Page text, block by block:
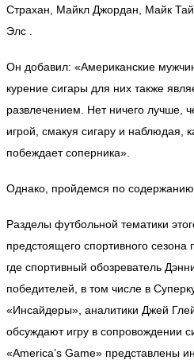
Страхан, Майкл Джордан, Майк
Элс .
Он добавил: «Американские
курение сигары для них также
развлечением. Нет ничего лучше,
игрой, смакуя сигару и наблюдая,
побеждает соперника».
Однако, пройдемся по содержанию.
Разделы футбольной тематики
предстоящего спортивного
где спортивный обозреватель
победителей, в том числе в
«Инсайдеры», аналитики Джей
обсуждают игру в сопровождении
«America’s Game» представлены